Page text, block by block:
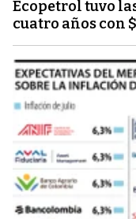
Ecopetrol tuvo
cuatro años con